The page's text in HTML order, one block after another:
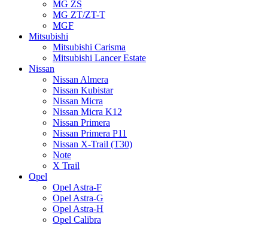
MG ZS
MG ZT/ZT-T
MGF
Mitsubishi
Mitsubishi Carisma
Mitsubishi Lancer Estate
Nissan
Nissan Almera
Nissan Kubistar
Nissan Micra
Nissan Micra K12
Nissan Primera
Nissan Primera P11
Nissan X-Trail (T30)
Note
X Trail
Opel
Opel Astra-F
Opel Astra-G
Opel Astra-H
Opel Calibra